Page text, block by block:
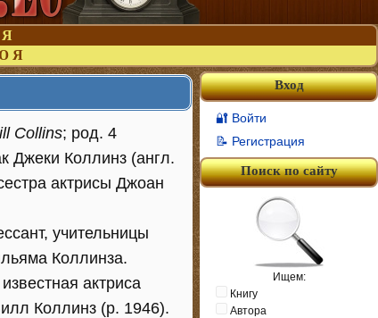
Я
Я
Collins; род. 4
Джеки Коллинз (англ.
актрисы Джоан
учительницы
Коллинза.
актриса
Коллинз (р. 1946).
Вход
🔐 Войти
📝 Регистрация
Поиск по сайту
Ищем:
Книгу
Автора